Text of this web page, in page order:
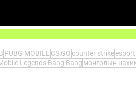
аваргууд
Дэлхийн
PUBG MOBILECS:GO counter strike
Legends Bang Bang монголын